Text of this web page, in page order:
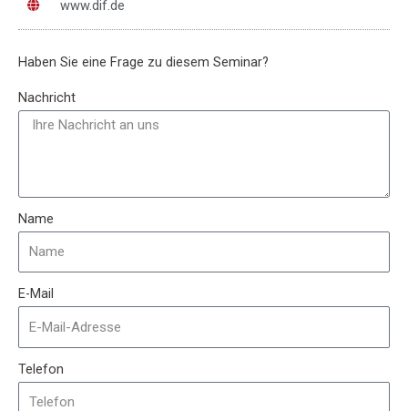
www.dif.de
Haben Sie eine Frage zu diesem Seminar?
Nachricht
Name
E-Mail
Telefon